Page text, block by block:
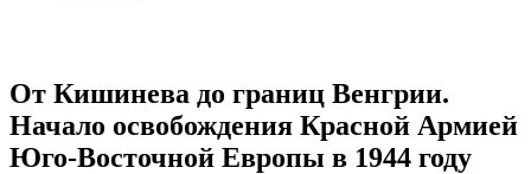
От Кишинева до границ Венгрии.
Начало освобождения Красной Армией
Юго-Восточной Европы в 1944 году